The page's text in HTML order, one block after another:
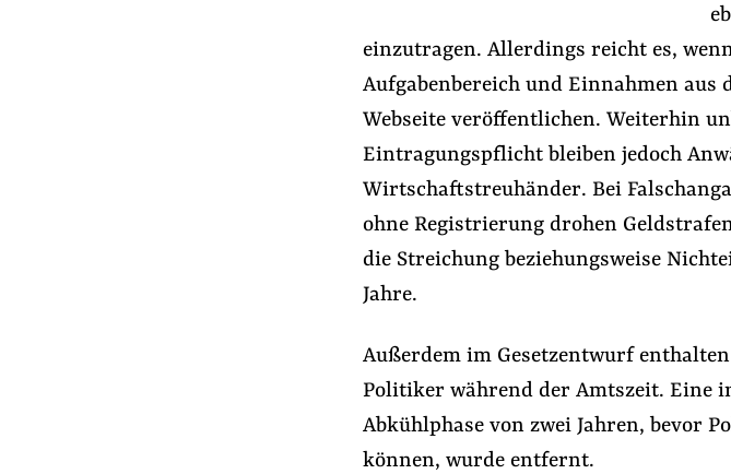
einzutragen. Allerdings reicht es,
Aufgabenbereich und Einnahmen aus
Webseite veröffentlichen. Weiterhin
Eintragungspflicht bleiben jedoch
Wirtschaftstreuhänder. Bei
ohne Registrierung drohen
die Streichung beziehungsweise
Jahre.
Außerdem im Gesetzentwurf
Politiker während der Amtszeit. Eine
Abkühlphase von zwei Jahren, bevor
können, wurde entfernt.